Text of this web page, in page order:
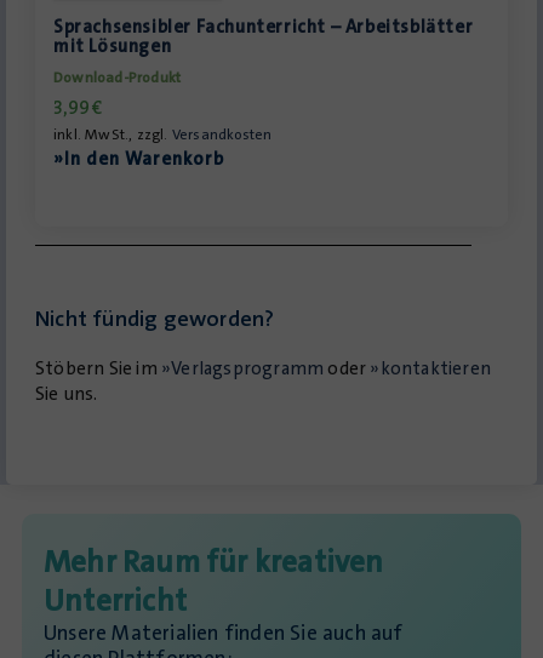
Sprachsensibler Fachunterricht – Arbeitsblätter
mit Lösungen
Download-Produkt
3,99€
inkl. MwSt., zzgl. Versandkosten
»In den Warenkorb
Nicht fündig geworden?
Stöbern Sie im »Verlagsprogramm oder »kontaktieren
Sie uns.
Mehr Raum für kreativen
Unterricht
Unsere Materialien finden Sie auch auf